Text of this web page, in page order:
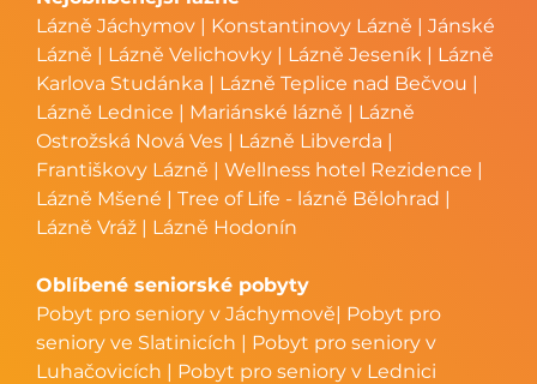
Lázně Jáchymov | Konstantinovy Lázně | Jánské
Lázně | Lázně Velichovky | Lázně Jeseník | Lázně
Karlova Studánka | Lázně Teplice nad Bečvou |
Lázně Lednice | Mariánské lázně | Lázně
Ostrožská Nová Ves | Lázně Libverda |
Františkovy Lázně | Wellness hotel Rezidence |
Lázně Mšené | Tree of Life - lázně Bělohrad |
Lázně Vráž | Lázně Hodonín
Oblíbené seniorské pobyty
Pobyt pro seniory v Jáchymově| Pobyt pro
seniory ve Slatinicích | Pobyt pro seniory v
Luhačovicích | Pobyt pro seniory v Lednici